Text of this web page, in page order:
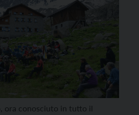
ora conosciuto in tutto il